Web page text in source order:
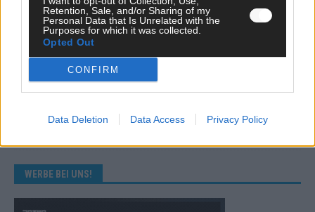
Retention, Sale, and/or Sharing of my
Personal Data that Is Unrelated with the
Purposes for which it was collected.
Opted Out
CONFIRM
Data Deletion Data Access Privacy Policy
Eurovision 2026: Der große Finale-Check – alle 25 Acts und
ihre Siegchancen
Mai 2026
EUROVISION
Von Lugano bis Wien: Wie der ESC in 70 Jahren sein
Abstimmungssystem immer wieder neu erfunden hat
WERBE BEI UNS!